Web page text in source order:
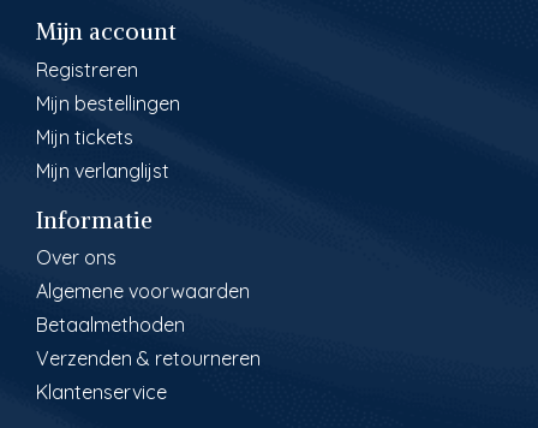
Mijn account
Registreren
Mijn bestellingen
Mijn tickets
Mijn verlanglijst
Informatie
Over ons
Algemene voorwaarden
Betaalmethoden
Verzenden & retourneren
Klantenservice